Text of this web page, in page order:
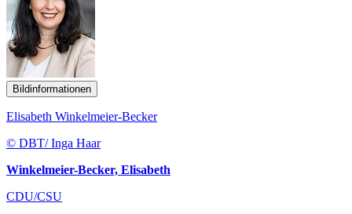
Bildinformationen
Elisabeth Winkelmeier-Becker
© DBT/ Inga Haar
Winkelmeier-Becker, Elisabeth
CDU/CSU